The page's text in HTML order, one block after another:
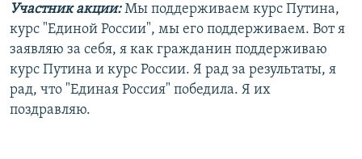
Участник акции: Мы поддерживаем курс Путина,
курс "Единой России", мы его поддерживаем. Вот я
заявляю за себя, я как гражданин поддерживаю
курс Путина и курс России. Я рад за результаты, я
рад, что "Единая Россия" победила. Я их
поздравляю.